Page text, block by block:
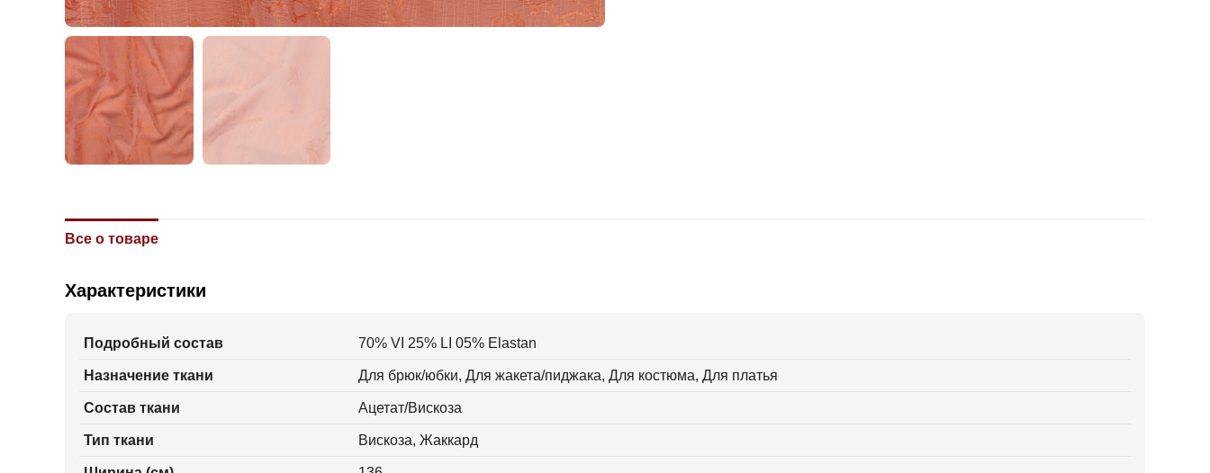
Все о товаре
Характеристики
Подробный состав 70% VI 25% LI 05% Elastan
Назначение ткани Для брюк/юбки, Для жакета/пиджака, Для костюма, Для платья
Состав ткани Ацетат/Вискоза
Тип ткани Вискоза, Жаккард